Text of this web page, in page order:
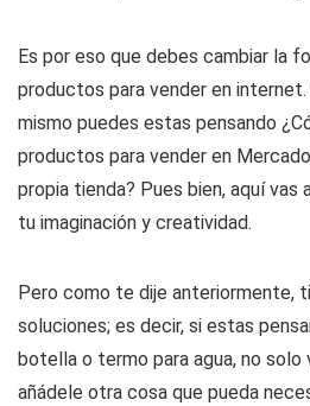
Es por eso que debes cambiar la
productos para vender en internet.
mismo puedes estas pensando
productos para vender en
propia tienda? Pues bien, aquí vas
tu imaginación y creatividad.
Pero como te dije anteriormente,
soluciones; es decir, si estas
botella o termo para agua, no
añádele otra cosa que pueda